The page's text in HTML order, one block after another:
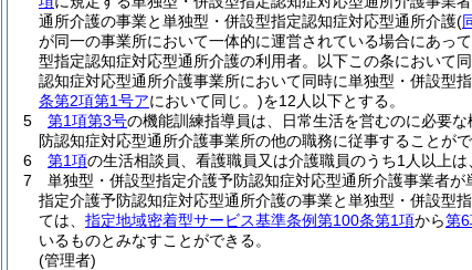
通所介護の事業と単独型・併設型指定認知症対応型通所介護(
が同一の事業所において一体的に運営されている場合にあっ
型指定認知症対応型通所介護の利用者。以下この条において
認知症対応型通所介護事業所において同時に単独型・併設型
条第2項第1号アにおいて同じ。)を12人以下とする。
5
第1項第3号の機能訓練指導員は、日常生活を営むのに必要
防認知症対応型通所介護事業所の他の職務に従事することがで
6
第1項の生活相談員、看護職員又は介護職員のうち1人以上は
7
単独型・併設型指定介護予防認知症対応型通所介護事業者
指定介護予防認知症対応型通所介護の事業と単独型・併設型
ては、 指定地域密着型サービス基準条例第100条第1項から第
いるものとみなすことができる。
(管理者)